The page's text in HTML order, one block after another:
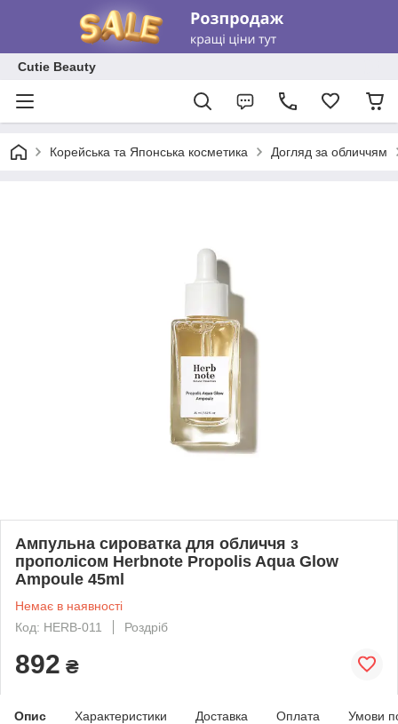
Cutie Beauty
Корейська та Японська косметика Догляд за обличчям
Ампульна сироватка для обличчя з
прополісом Herbnote Propolis Aqua Glow
Ampoule 45ml
Немає в наявності
Код: HERB-011
Роздріб
892 ₴
Опис Характеристики Доставка Оплата Умови